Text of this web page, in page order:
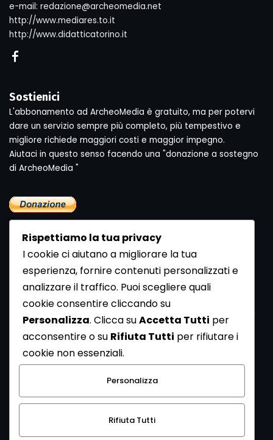
e-mail: redazione@archeomedia.net
http://www.mediares.to.it
http://www.didatticatorino.it
Sostienici
L'abbonamento ad ArcheoMedia è gratuito, ma per potervi
dare un servizio sempre più completo, più tempestivo e
migliore richiede maggiori costi e maggior impegno.
Aiutaci in questo senso facendo una "donazione a sostegno
di ArcheoMedia "
Newsletter
Se vuoi ricevere la Rivista gratuita di archeologia realizzata
dalla Redazione di ArcheoMedia iscriviti alla nostra
Newsletter [Clicca Qui]
Con l'invio del messaggio l'utente dichiara di aver letto
l’informativa sulla privacy e di acconsentire al trattamento
dei propri dati personali.
Rispettiamo la tua privacy
I cookie ci aiutano a migliorare la tua
esperienza, fornire contenuti personalizzati e
analizzare il traffico. Puoi scegliere quali
cookie consentire cliccando su
Personalizza. Clicca suAccetta Tutti per
acconsentire o su Rifiuta Tutti per rifiutare i
cookie non essenziali.
Personalizza
Rifiuta Tutti